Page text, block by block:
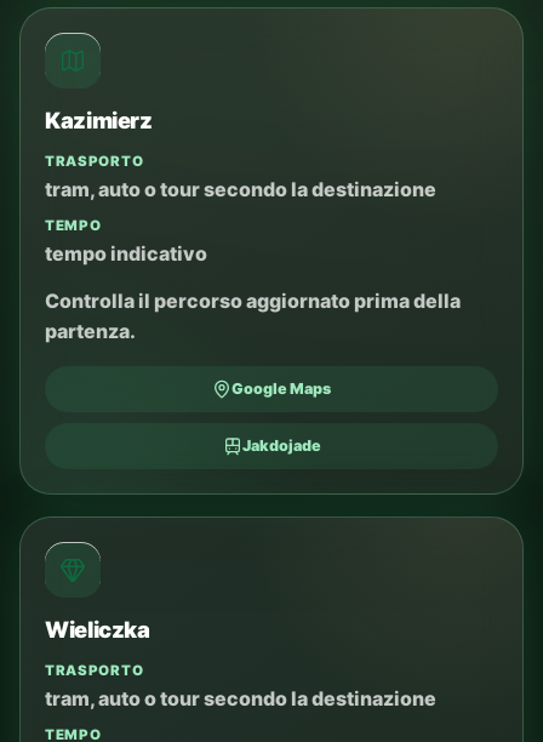
Kazimierz
TRASPORTO
tram, auto o tour secondo la destinazione
TEMPO
tempo indicativo
Controlla il percorso aggiornato prima della
partenza.
Google Maps
Jakdojade
Wieliczka
TRASPORTO
tram, auto o tour secondo la destinazione
TEMPO